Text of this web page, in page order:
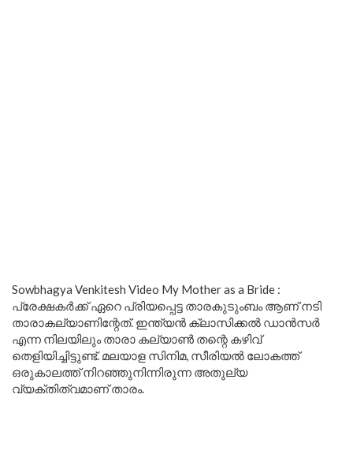
Sowbhagya Venkitesh Video My Mother as a Bride :
പ്രേക്ഷകർക്ക് ഏറെ പ്രിയപ്പെട്ട താരകുടുംബം ആണ് നടി
താരാകല്യാണിന്റേത്. ഇന്ത്യൻ ക്ലാസിക്കൽ ഡാൻസർ
എന്ന നിലയിലും താരാ കല്യാൺ തന്റെ കഴിവ്
തെളിയിച്ചിട്ടുണ്ട്. മലയാള സിനിമ, സീരിയൽ ലോകത്ത്
ഒരുകാലത്ത് നിറഞ്ഞുനിന്നിരുന്ന അതുല്യ
വ്യക്തിത്വമാണ് താരം.